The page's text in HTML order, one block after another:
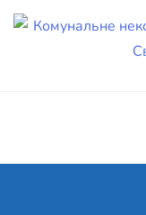
Skip